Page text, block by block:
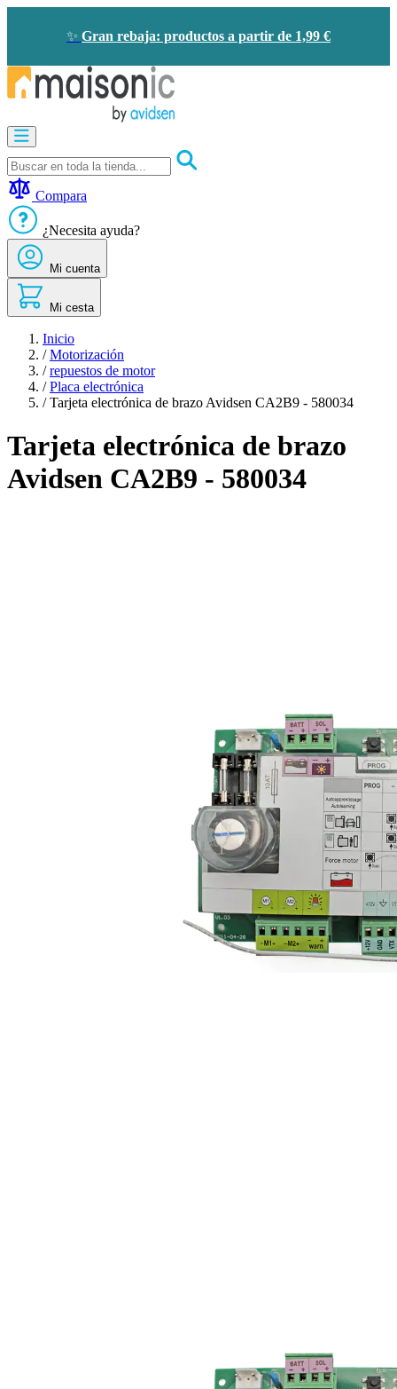
✨ Gran rebaja: productos a partir de 1,99 €
Audioporteros
y
videoporteros
-
ahorro
de
energía
Seguridad
Confort
Oportunidades
Compara
¿Necesita ayuda?
Mi cuenta
Mi cesta
Inicio
/ Motorización
/ repuestos de motor
/ Placa electrónica
/ Tarjeta electrónica de brazo Avidsen CA2B9 - 580034
Tarjeta electrónica de brazo
Avidsen CA2B9 - 580034